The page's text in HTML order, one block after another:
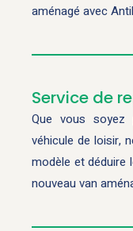
aménagé avec
Service de
Que vous soyez
véhicule de loisir,
modèle et déduire
nouveau van